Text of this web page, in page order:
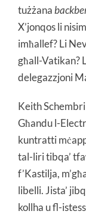
tużżana
X’jonqos li
imħallef? Li
għall-Vatikan?
delegazzjoni
Keith
Għandu l-
kuntratti
tal-liri tibqa’
f’Kastilja,
libelli. Jista’
kollha u fl-